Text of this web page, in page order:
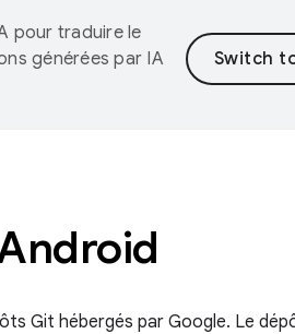
pour traduire le
générées par IA
Git hébergés par Google. Le